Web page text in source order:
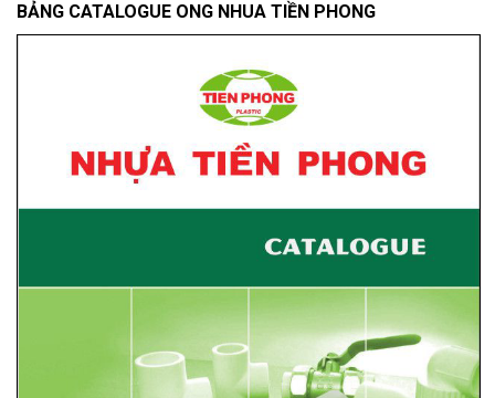
BẢNG CATALOGUE ONG NHUA TIỀN PHONG